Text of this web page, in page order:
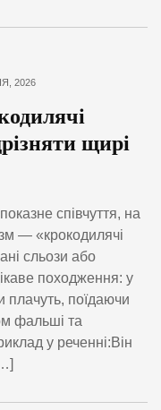
2026
щирі
співчуття, на
— «крокодилячі
сльози або
походження: у
поїдаючи
фальші та
у реченні:Він